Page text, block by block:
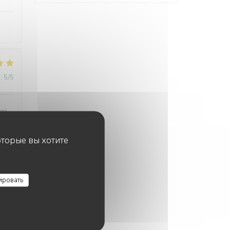
вы хотите
: 5/5
5/5